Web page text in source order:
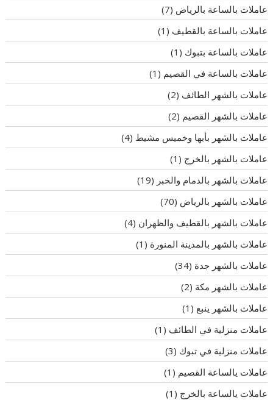
عاملات بالساعة بالرياض (7)
عاملات بالساعة بالقطيف (1)
عاملات بالساعة بتبوك (1)
عاملات بالساعة في القصيم (1)
عاملات بالشهر الطائف (2)
عاملات بالشهر القصيم (2)
عاملات بالشهر بأبها وخميس مشيط (4)
عاملات بالشهر بالخرج (1)
عاملات بالشهر بالدمام والخبر (19)
عاملات بالشهر بالرياض (70)
عاملات بالشهر بالقطيف والظهران (4)
عاملات بالشهر بالمدينة المنورة (1)
عاملات بالشهر جدة (34)
عاملات بالشهر مكة (2)
عاملات بالشهر ينبع (1)
عاملات منزلية في الطائف (1)
عاملات منزلية في تبوك (3)
عاملات يالساعة القصيم (1)
عاملات يالساعة بالخرج (1)